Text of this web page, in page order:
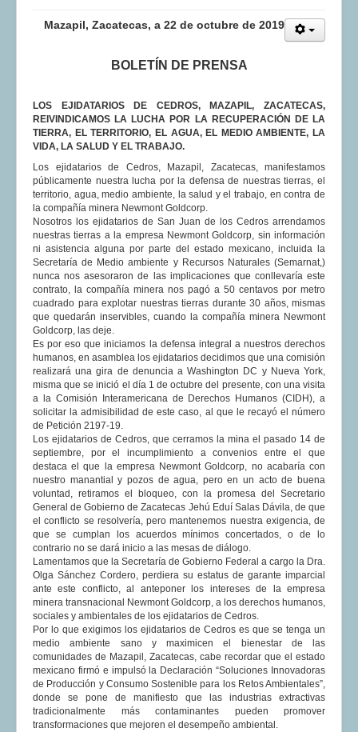
Mazapil, Zacatecas, a 22 de octubre de 2019
BOLETÍN DE PRENSA
LOS EJIDATARIOS DE CEDROS, MAZAPIL, ZACATECAS,
REIVINDICAMOS LA LUCHA POR LA RECUPERACIÓN DE LA
TIERRA, EL TERRITORIO, EL AGUA, EL MEDIO AMBIENTE, LA
VIDA, LA SALUD Y EL TRABAJO.
Los ejidatarios de Cedros, Mazapil, Zacatecas, manifestamos
públicamente nuestra lucha por la defensa de nuestras tierras, el
territorio, agua, medio ambiente, la salud y el trabajo, en contra de
la compañía minera Newmont Goldcorp.
Nosotros los ejidatarios de San Juan de los Cedros arrendamos
nuestras tierras a la empresa Newmont Goldcorp, sin información
ni asistencia alguna por parte del estado mexicano, incluida la
Secretaría de Medio ambiente y Recursos Naturales (Semarnat,)
nunca nos asesoraron de las implicaciones que conllevaría este
contrato, la compañía minera nos pagó a 50 centavos por metro
cuadrado para explotar nuestras tierras durante 30 años, mismas
que quedarán inservibles, cuando la compañía minera Newmont
Goldcorp, las deje.
Es por eso que iniciamos la defensa integral a nuestros derechos
humanos, en asamblea los ejidatarios decidimos que una comisión
realizará una gira de denuncia a Washington DC y Nueva York,
misma que se inició el día 1 de octubre del presente, con una visita
a la Comisión Interamericana de Derechos Humanos (CIDH), a
solicitar la admisibilidad de este caso, al que le recayó el número
de Petición 2197-19.
Los ejidatarios de Cedros, que cerramos la mina el pasado 14 de
septiembre, por el incumplimiento a convenios entre el que
destaca el que la empresa Newmont Goldcorp, no acabaría con
nuestro manantial y pozos de agua, pero en un acto de buena
voluntad, retiramos el bloqueo, con la promesa del Secretario
General de Gobierno de Zacatecas Jehú Eduí Salas Dávila, de que
el conflicto se resolvería, pero mantenemos nuestra exigencia, de
que se cumplan los acuerdos mínimos concertados, o de lo
contrario no se dará inicio a las mesas de diálogo.
Lamentamos que la Secretaría de Gobierno Federal a cargo la Dra.
Olga Sánchez Cordero, perdiera su estatus de garante imparcial
ante este conflicto, al anteponer los intereses de la empresa
minera transnacional Newmont Goldcorp, a los derechos humanos,
sociales y ambientales de los ejidatarios de Cedros.
Por lo que exigimos los ejidatarios de Cedros es que se tenga un
medio ambiente sano y maximicen el bienestar de las
comunidades de Mazapil, Zacatecas, cabe recordar que el estado
mexicano firmó e impulsó la Declaración “Soluciones Innovadoras
de Producción y Consumo Sostenible para los Retos Ambientales”,
donde se pone de manifiesto que las industrias extractivas
tradicionalmente más contaminantes pueden promover
transformaciones que mejoren el desempeño ambiental.